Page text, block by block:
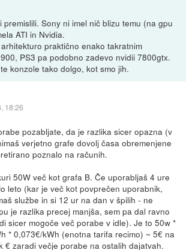
premislili. Sony ni imel nič blizu temu (na gpu
ATI in Nvidia.
praktično enako takratnim
PS3 pa podobno zadevo nvidii 7800gtx.
konzole tako dolgo, kot smo jih.
18:26
pozabljate, da je razlika sicer opazna (v
verjetno grafe dovolj časa obremenjene
poznalo na računih.
50W več kot grafa B. Če uporabljaš 4 ure
leto (kar je več kot povprečen uporabnik,
službe in si 12 ur na dan v špilih - ne
je razlika precej manjša, sem pa dal ravno
sicer mogoče več porabe v idle). Je to 50w *
* 0,073€/kWh (enotna tarifa recimo) ~ 5€ na
€ zaradi večje porabe na ostalih dajatvah.